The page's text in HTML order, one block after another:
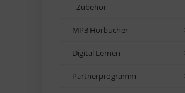
Zubehör
MP3 Hörbücher
Digital Lernen
Partnerprogramm